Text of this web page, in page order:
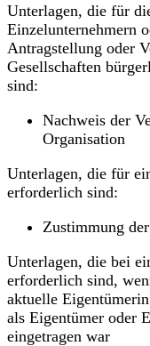
Unterlagen, die für
Einzelunternehmern
Antragstellung oder
Gesellschaften
sind:
Nachweis der
Organisation
Unterlagen, die für
erforderlich sind:
Zustimmung
Unterlagen, die bei
erforderlich sind,
aktuelle
als Eigentümer oder
eingetragen war